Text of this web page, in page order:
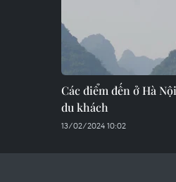
Các điểm đến ở Hà
du khách
13/02/2024 10:02